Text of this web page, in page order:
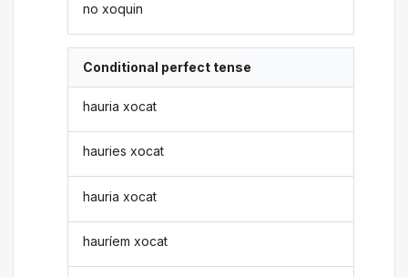
no xoquin
Conditional perfect tense
hauria xocat
hauries xocat
hauria xocat
hauríem xocat